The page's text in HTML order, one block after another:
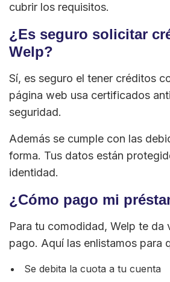
cubrir los requisitos.
¿Es seguro solicitar
Welp?
Sí, es seguro el tener créditos
página web usa certificados
seguridad.
Además se cumple con las
forma. Tus datos están
identidad.
¿Cómo pago mi
Para tu comodidad, Welp te da
pago. Aquí las enlistamos para
Se debita la cuota a tu cuenta